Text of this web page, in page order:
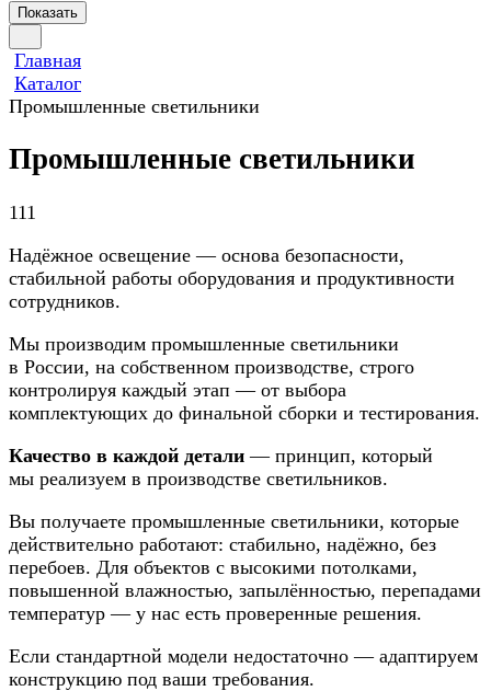
Показать
Главная
Каталог
Промышленные светильники
Промышленные светильники
111
Надёжное освещение — основа безопасности,
стабильной работы оборудования и продуктивности
сотрудников.
Мы производим промышленные светильники
в России, на собственном производстве, строго
контролируя каждый этап — от выбора
комплектующих до финальной сборки и тестирования.
Качество в каждой детали — принцип, который
мы реализуем в производстве светильников.
Вы получаете промышленные светильники, которые
действительно работают: стабильно, надёжно, без
перебоев. Для объектов с высокими потолками,
повышенной влажностью, запылённостью, перепадами
температур — у нас есть проверенные решения.
Если стандартной модели недостаточно — адаптируем
конструкцию под ваши требования.